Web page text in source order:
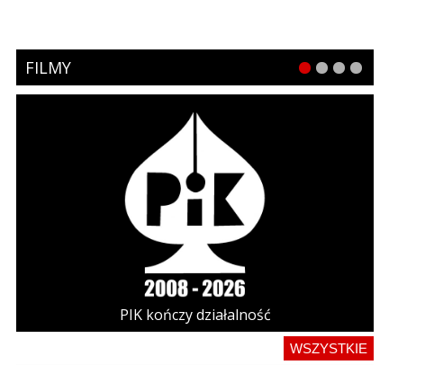
FILMY
PIK kończy działalność
WSZYSTKIE